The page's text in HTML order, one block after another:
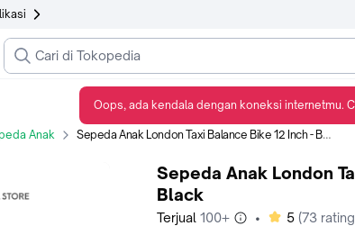
Anak Sepeda Anak London Taxi Balance Bike 12 Inch - Black
Sepeda Anak London
Black
Terjual 100+ • bintang
5 (73
Oops, ada kendala dengan koneksi internetmu.